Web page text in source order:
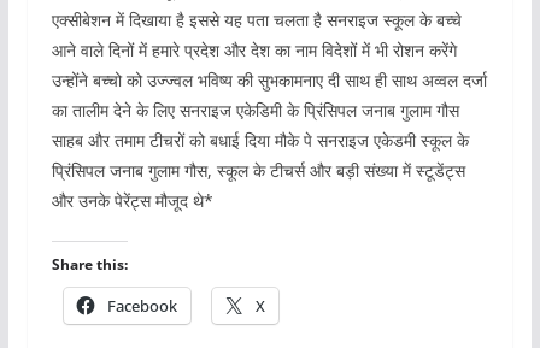
एक्सीबेशन में दिखाया है इससे यह पता चलता है सनराइज स्कूल के बच्चे
आने वाले दिनों में हमारे प्रदेश और देश का नाम विदेशों में भी रोशन करेंगे
उन्होंने बच्चो को उज्ज्वल भविष्य की सुभकामनाए दी साथ ही साथ अव्वल दर्जा
का तालीम देने के लिए सनराइज एकेडिमी के प्रिंसिपल जनाब गुलाम गौस
साहब और तमाम टीचरों को बधाई दिया मौके पे सनराइज एकेडमी स्कूल के
प्रिंसिपल जनाब गुलाम गौस, स्कूल के टीचर्स और बड़ी संख्या में स्टूडेंट्स
और उनके पेरेंट्स मौजूद थे*
Share this:
Facebook X